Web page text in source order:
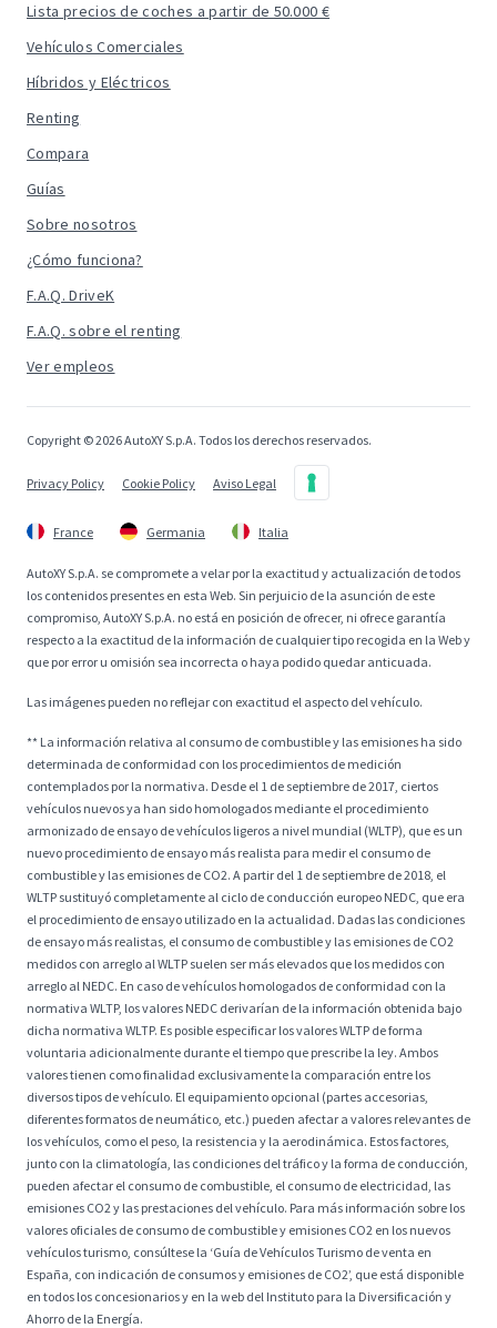
Lista precios de coches a partir de 50.000 €
Vehículos Comerciales
Híbridos y Eléctricos
Renting
Compara
Guías
Sobre nosotros
¿Cómo funciona?
F.A.Q. DriveK
F.A.Q. sobre el renting
Ver empleos
Copyright © 2026 AutoXY S.p.A. Todos los derechos reservados.
Privacy Policy Cookie Policy Aviso Legal
France Germania Italia
AutoXY S.p.A. se compromete a velar por la exactitud y actualización de todos
los contenidos presentes en esta Web. Sin perjuicio de la asunción de este
compromiso, AutoXY S.p.A. no está en posición de ofrecer, ni ofrece garantía
respecto a la exactitud de la información de cualquier tipo recogida en la Web y
que por error u omisión sea incorrecta o haya podido quedar anticuada.
Las imágenes pueden no reflejar con exactitud el aspecto del vehículo.
** La información relativa al consumo de combustible y las emisiones ha sido
determinada de conformidad con los procedimientos de medición
contemplados por la normativa. Desde el 1 de septiembre de 2017, ciertos
vehículos nuevos ya han sido homologados mediante el procedimiento
armonizado de ensayo de vehículos ligeros a nivel mundial (WLTP), que es un
nuevo procedimiento de ensayo más realista para medir el consumo de
combustible y las emisiones de CO2. A partir del 1 de septiembre de 2018, el
WLTP sustituyó completamente al ciclo de conducción europeo NEDC, que era
el procedimiento de ensayo utilizado en la actualidad. Dadas las condiciones
de ensayo más realistas, el consumo de combustible y las emisiones de CO2
medidos con arreglo al WLTP suelen ser más elevados que los medidos con
arreglo al NEDC. En caso de vehículos homologados de conformidad con la
normativa WLTP, los valores NEDC derivarían de la información obtenida bajo
dicha normativa WLTP. Es posible especificar los valores WLTP de forma
voluntaria adicionalmente durante el tiempo que prescribe la ley. Ambos
valores tienen como finalidad exclusivamente la comparación entre los
diversos tipos de vehículo. El equipamiento opcional (partes accesorias,
diferentes formatos de neumático, etc.) pueden afectar a valores relevantes de
los vehículos, como el peso, la resistencia y la aerodinámica. Estos factores,
junto con la climatología, las condiciones del tráfico y la forma de conducción,
pueden afectar el consumo de combustible, el consumo de electricidad, las
emisiones CO2 y las prestaciones del vehículo. Para más información sobre los
valores oficiales de consumo de combustible y emisiones CO2 en los nuevos
vehículos turismo, consúltese la ‘Guía de Vehículos Turismo de venta en
España, con indicación de consumos y emisiones de CO2’, que está disponible
en todos los concesionarios y en la web del Instituto para la Diversificación y
Ahorro de la Energía.